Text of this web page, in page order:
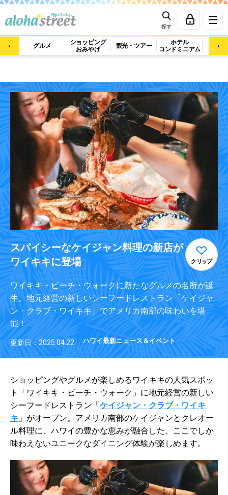
探す
グルメ
ショッピング
おみやげ
観光・ツアー
ホテル
コンドミニアム
マッ
スパイシーなケイジャン料理の新店が
ワイキキに登場
クリップ
ワイキキ・ビーチ・ウォークに新たなグルメの名所が誕
生。地元経営の新しいシーフードレストラン「ケイジャ
ン・クラブ・ワイキキ」でアメリカ南部の味わいを堪
能！
更新日：2025.04.22 ハワイ最新ニュース＆イベント
ショッピングやグルメが楽しめるワイキキの人気スポッ
ト「ワイキキ・ビーチ・ウォーク」に地元経営の新しい
シーフードレストラン「ケイジャン・クラブ・ワイキ
キ 」がオープン。アメリカ南部のケイジャンとクレオー
ル料理に、ハワイの豊かな恵みが融合した、ここでしか
味わえないユニークなダイニング体験が楽しめます。